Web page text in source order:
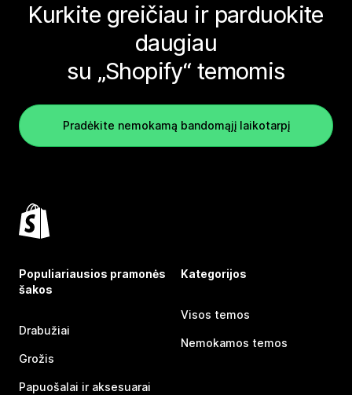
Kurkite greičiau ir parduokite
daugiau
su „Shopify“ temomis
Pradėkite nemokamą bandomąjį laikotarpį
Populiariausios pramonės
šakos
Drabužiai
Grožis
Papuošalai ir aksesuarai
Kategorijos
Visos temos
Nemokamos temos